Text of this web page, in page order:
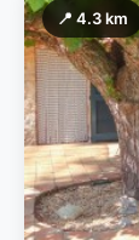
📍 4.3 km